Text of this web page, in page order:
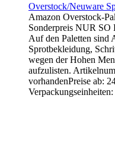
Overstock/Neuware
Amazon Overstock-
Sonderpreis NUR
Auf den Paletten sind
Sprotbekleidung,
wegen der Hohen
aufzulisten.
vorhandenPreise ab: